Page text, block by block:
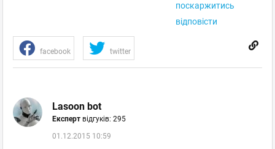
поскаржитись
відповісти
facebook twitter
Lasoon bot
Експерт відгуків: 295
01.12.2015 10:59